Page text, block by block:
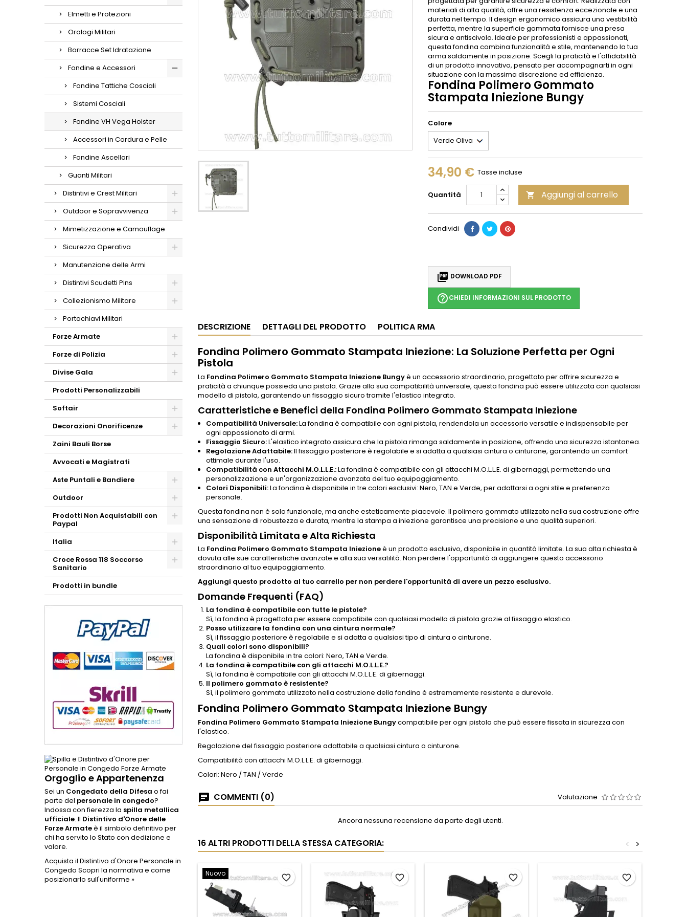
Elmetti e Protezioni
Orologi Militari
Borracce Set Idratazione
Fondine e Accessori
Fondine Tattiche Cosciali
Sistemi Cosciali
Fondine VH Vega Holster
Accessori in Cordura e Pelle
Fondine Ascellari
Guanti Militari
Distintivi e Crest Militari
Outdoor e Sopravvivenza
Mimetizzazione e Camouflage
Sicurezza Operativa
Manutenzione delle Armi
Distintivi Scudetti Pins
Collezionismo Militare
Portachiavi Militari
Forze Armate
Forze di Polizia
Divise Gala
Prodotti Personalizzabili
Softair
Decorazioni Onorificenze
Zaini Bauli Borse
Avvocati e Magistrati
Aste Puntali e Bandiere
Outdoor
Prodotti Non Acquistabili con
Paypal
Italia
Croce Rossa 118 Soccorso
Sanitario
Prodotti in bundle
Orgoglio e Appartenenza
Sei un Congedato della Difesa o fai
parte del personale in congedo?
Indossa con fierezza la spilla metallica
ufficiale. Il Distintivo d'Onore delle
Forze Armateè il simbolo definitivo per
chi ha servito lo Stato con dedizione e
valore.
Acquista il Distintivo d'Onore Personale in
Congedo Scopri la normativa e come
posizionarlo sull'uniforme »
materiali di alta qualità, offre una resistenza eccezionale e una
durata nel tempo. Il design ergonomico assicura una vestibilità
perfetta, mentre la superficie gommata fornisce una presa
sicura e antiscivolo. Ideale per professionisti e appassionati,
questa fondina combina funzionalità e stile, mantenendo la tua
arma saldamente in posizione. Scegli la praticità e l'affidabilità
di un prodotto innovativo, pensato per accompagnarti in ogni
situazione con la massima discrezione ed efficienza.
Fondina Polimero Gommato
Stampata Iniezione Bungy
Colore
34,90 € Tasse incluse
Quantità  Aggiungi al carrello
Condividi
 DOWNLOAD PDF
help_outlineCHIEDI INFORMAZIONI SUL PRODOTTO
DESCRIZIONE DETTAGLI DEL PRODOTTO POLITICA RMA
Fondina Polimero Gommato Stampata Iniezione: La Soluzione Perfetta per Ogni
Pistola
La Fondina Polimero Gommato Stampata Iniezione Bungyè un accessorio straordinario, progettato per offrire sicurezza e
praticità a chiunque possieda una pistola. Grazie alla sua compatibilità universale, questa fondina può essere utilizzata con qualsiasi
modello di pistola, garantendo un fissaggio sicuro tramite l'elastico integrato.
Caratteristiche e Benefici della Fondina Polimero Gommato Stampata Iniezione
Compatibilità Universale:La fondina è compatibile con ogni pistola, rendendola un accessorio versatile e indispensabile per
ogni appassionato di armi.
Fissaggio Sicuro:L'elastico integrato assicura che la pistola rimanga saldamente in posizione, offrendo una sicurezza istantanea.
Regolazione Adattabile:Il fissaggio posteriore è regolabile e si adatta a qualsiasi cintura o cinturone, garantendo un comfort
ottimale durante l'uso.
Compatibilità con Attacchi M.O.L.L.E.:La fondina è compatibile con gli attacchi M.O.L.L.E. di gibernaggi, permettendo una
personalizzazione e un'organizzazione avanzata del tuo equipaggiamento.
Colori Disponibili:La fondina è disponibile in tre colori esclusivi: Nero, TAN e Verde, per adattarsi a ogni stile e preferenza
personale.
Questa fondina non è solo funzionale, ma anche esteticamente piacevole. Il polimero gommato utilizzato nella sua costruzione offre
una sensazione di robustezza e durata, mentre la stampa a iniezione garantisce una precisione e una qualità superiori.
Disponibilità Limitata e Alta Richiesta
La Fondina Polimero Gommato Stampata Iniezioneè un prodotto esclusivo, disponibile in quantità limitate. La sua alta richiesta è
dovuta alle sue caratteristiche avanzate e alla sua versatilità. Non perdere l'opportunità di aggiungere questo accessorio
straordinario al tuo equipaggiamento.
Aggiungi questo prodotto al tuo carrello per non perdere l'opportunità di avere un pezzo esclusivo.
Domande Frequenti (FAQ)
La fondina è compatibile con tutte le pistole?
Sì, la fondina è progettata per essere compatibile con qualsiasi modello di pistola grazie al fissaggio elastico.
Posso utilizzare la fondina con una cintura normale?
Sì, il fissaggio posteriore è regolabile e si adatta a qualsiasi tipo di cintura o cinturone.
Quali colori sono disponibili?
La fondina è disponibile in tre colori: Nero, TAN e Verde.
La fondina è compatibile con gli attacchi M.O.L.L.E.?
Sì, la fondina è compatibile con gli attacchi M.O.L.L.E. di gibernaggi.
Il polimero gommato è resistente?
Sì, il polimero gommato utilizzato nella costruzione della fondina è estremamente resistente e durevole.
Fondina Polimero Gommato Stampata Iniezione Bungy
Fondina Polimero Gommato Stampata Iniezione Bungycompatibile per ogni pistola che può essere fissata in sicurezza con
l'elastico.
Regolazione del fissaggio posteriore adattabile a qualsiasi cintura o cinturone.
Compatibilità con attacchi M.O.L.L.E. di gibernaggi.
Colori: Nero / TAN / Verde
COMMENTI (0) Valutazione
Ancora nessuna recensione da parte degli utenti.
16 ALTRI PRODOTTI DELLA STESSA CATEGORIA: >
<
Nuovo favorite_border favorite_border favorite_border favorite_border